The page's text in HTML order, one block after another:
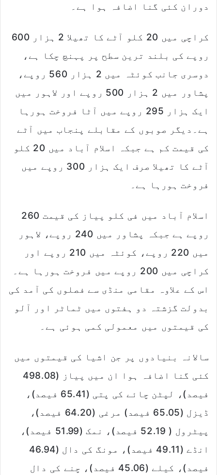
دوران کئی گنا اضافہ ہوا ہے۔
کراچی میں 20 کلو آٹے کا تھیلا 2 ہزار 600
روپے کی بلند ترین سطح پر پہنچ چکا ہے،
دوسری جانب کوئٹہ میں 2 ہزار 560 روپے،
پشاور میں 2 ہزار 500 روپے اور لاہور میں
ایک ہزار 295 روپے میں آٹا فروخت ہورہا
ہے۔دیگر صوبوں کے مقابلے پنجاب میں آٹے
کی قیمت کم ہے جبکہ اسلام آباد میں 20 کلو
آٹے کا تھیلا صرف ایک ہزار 300 روپے میں
فروخت ہورہا ہے۔
اسلام آباد میں فی کلو پیاز کی قیمت 260
روپے ہے جبکہ پشاور میں 240 روپے، لاہور
میں 220 روپے، کوئٹہ میں 210 روپے اور
کراچی میں 200 روپے میں فروخت ہورہا ہے۔
اس کے علاوہ مقامی منڈی سے فصلوں کی آمد کی
بدولت گزشتہ دو ہفتوں میں ٹماٹر اور آلو
کی قیمتوں میں معمولی کمی ہوئی ہے۔
سالانہ بنیادوں پر جن اشیا کی قیمتوں میں
کئی گنا اضافہ ہوا ان میں پیاز (498.08
فیصد)، لپٹن چائے کی پتی (65.41 فیصد)،
ڈیزل (65.05 فیصد) مرغی (64.20 فیصد)،
پیٹرول ( 52.19 فیصد)، نمک (51.99 فیصد)،
انڈے (49.11 فیصد)، مونگ کی دال (46.94
فیصد)، کیلے (45.06 فیصد)، چنے کی دال